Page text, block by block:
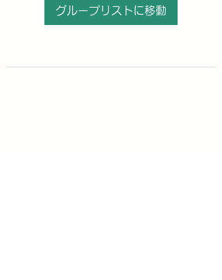
グループリストに移動